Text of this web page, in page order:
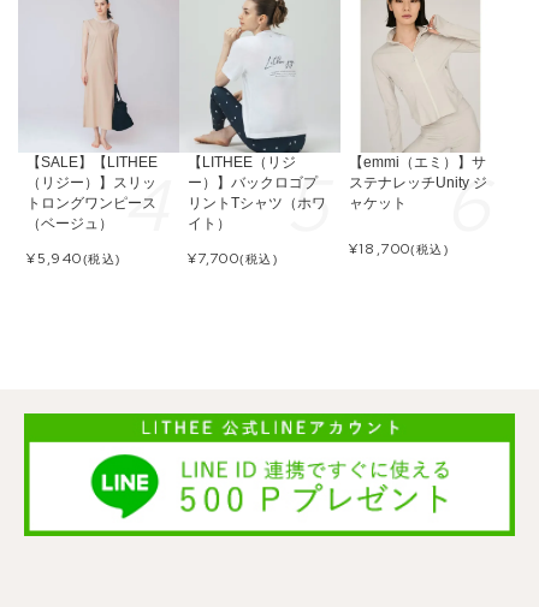
【SALE】【LITHEE
（リジー）】スリッ
トロングワンピース
（ベージュ）
¥5,940(税込)
【LITHEE（リジ
ー）】バックロゴプ
リントTシャツ（ホワ
イト）
¥7,700(税込)
【emmi（エミ）】サ
ステナレッチUnity ジ
ャケット
¥18,700(税込)